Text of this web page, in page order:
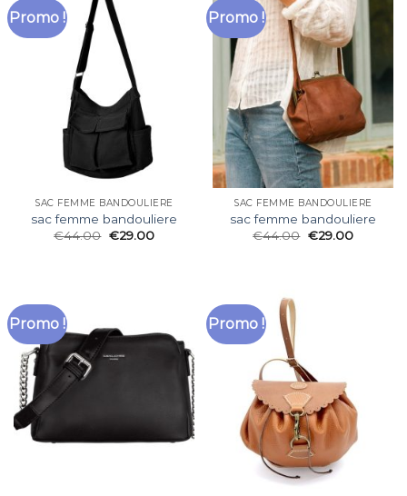
Promo !
SAC FEMME BANDOULIERE
sac femme bandouliere
€44.00 €29.00
Promo !
SAC FEMME BANDOULIERE
sac femme bandouliere
€44.00 €29.00
Promo ! Promo !